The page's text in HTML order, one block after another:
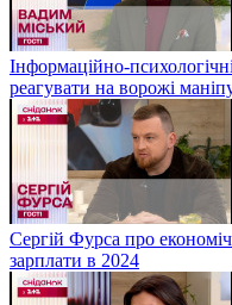
Інформаційно-
реагувати на ворожі
Сергій Фурса про
зарплати в 2024